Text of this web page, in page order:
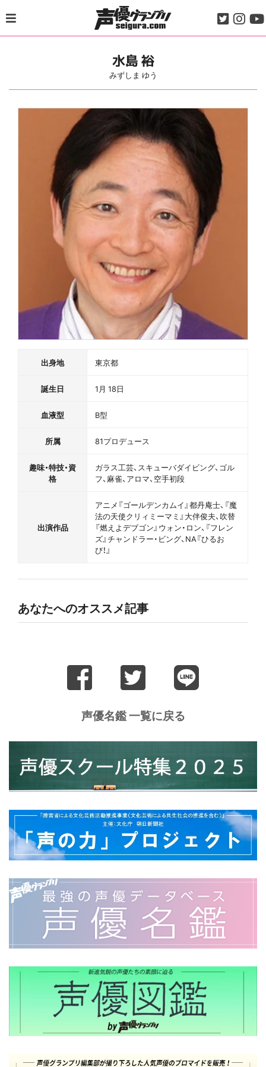
to
content
水島 裕
みずしま ゆう
出身地 東京都
誕生日 1月 18日
血液型 B型
所属 81プロデュース
趣味・特技・資
格
ガラス工芸、スキューバダイビング、ゴル
フ、麻雀、アロマ、空手初段
出演作品
アニメ『ゴールデンカムイ』都丹庵士、『魔
法の天使クリィミーマミ』大伴俊夫、吹替
『燃えよデブゴン』ウォン・ロン、『フレン
ズ』チャンドラー・ビング、NA『ひるお
び！』
あなたへのオススメ記事
声優名鑑 一覧に戻る